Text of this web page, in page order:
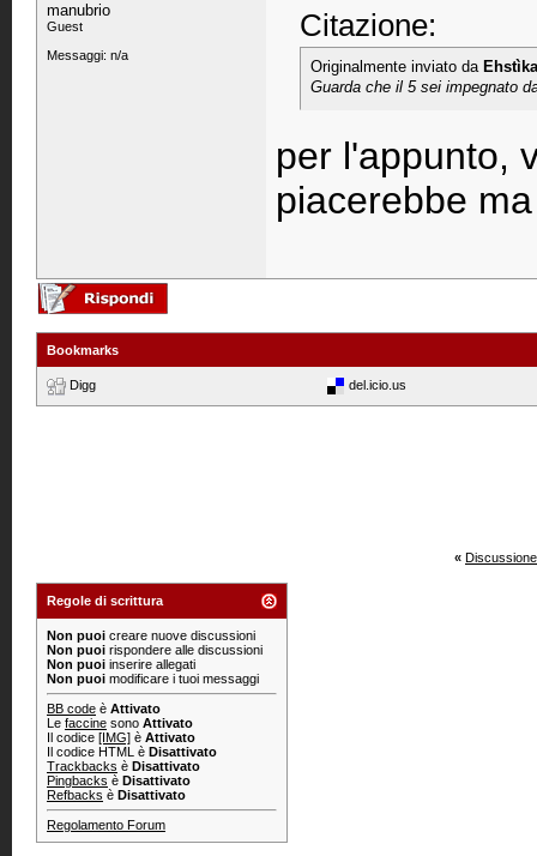
manubrio
Guest
Messaggi: n/a
Citazione:
Originalmente inviato da
Guarda che il 5 sei impegnato
per l'appunto,
piacerebbe
Bookmarks
Digg del.icio.us
«
Regole di scrittura
Non puoi creare nuove discussioni
Non puoi rispondere alle discussioni
Non puoi inserire allegati
Non puoi modificare i tuoi messaggi
BB code è Attivato
Le faccine sono Attivato
Il codice [IMG] è Attivato
Il codice HTML è Disattivato
Trackbacks è Disattivato
Pingbacks è Disattivato
Refbacks è Disattivato
Regolamento Forum